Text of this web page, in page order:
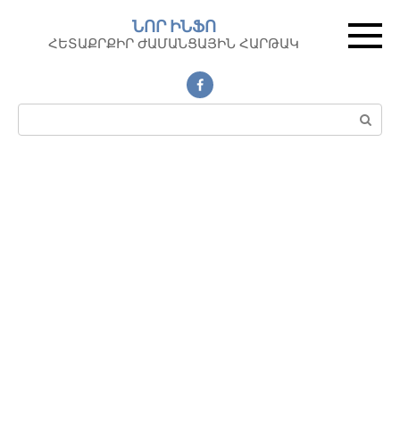
контенту
ՆՈՐ ԻՆՖՈ
ՀԵՏԱՔՐՔԻՐ ԺԱՄԱՆՑԱՅԻՆ ՀԱՐԹԱԿ
Поиск: